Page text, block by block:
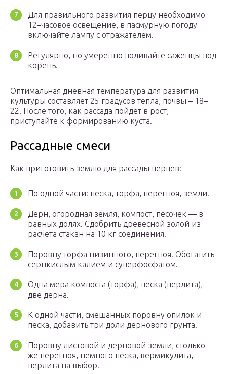
Для правильного развития перцу необходимо
12–часовое освещение, в пасмурную погоду
включайте лампу с отражателем.
Регулярно, но умеренно поливайте саженцы под
корень.
Оптимальная дневная температура для развития
культуры составляет 25 градусов тепла, почвы – 18–
22. После того, как рассада пойдёт в рост,
приступайте к формированию куста.
Рассадные смеси
Как приготовить землю для рассады перцев:
По одной части: песка, торфа, перегноя, земли.
Дерн, огородная земля, компост, песочек — в
равных долях. Сдобрить древесной золой из
расчета стакан на 10 кг соединения.
Поровну торфа низинного, перегноя. Обогатить
сернкислым калием и суперфосфатом.
Одна мера компоста (торфа), песка (перлита),
две дерна.
К одной части, смешанных поровну опилок и
песка, добавить три доли дернового грунта.
Поровну листовой и дерновой земли, столько
же перегноя, немного песка, вермикулита,
перлита на выбор.